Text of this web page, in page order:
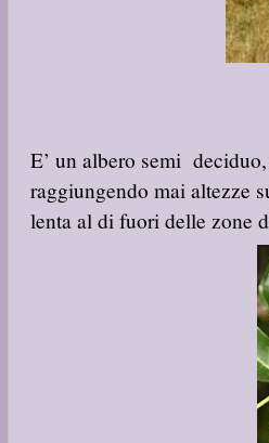
E’ un albero semi
raggiungendo mai altezze
lenta al di fuori delle zone